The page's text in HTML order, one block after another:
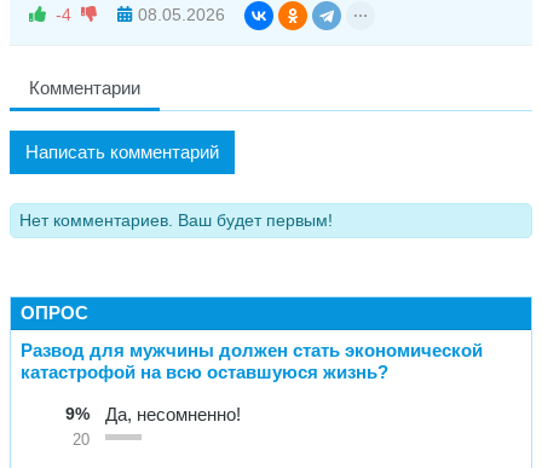
-4 08.05.2026
Комментарии
Написать комментарий
Нет комментариев. Ваш будет первым!
ОПРОС
Развод для мужчины должен стать экономической
катастрофой на всю оставшуюся жизнь?
9%
20
Да, несомненно!